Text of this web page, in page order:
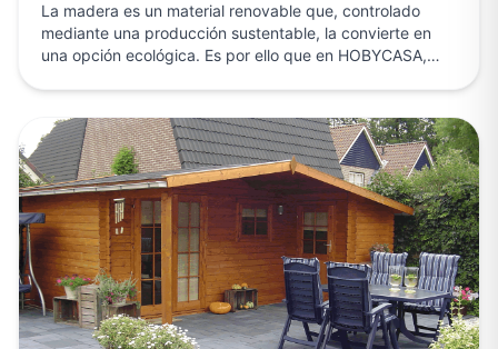
La madera es un material renovable que, controlado
mediante una producción sustentable, la convierte en
una opción ecológica. Es por ello que en HOBYCASA,